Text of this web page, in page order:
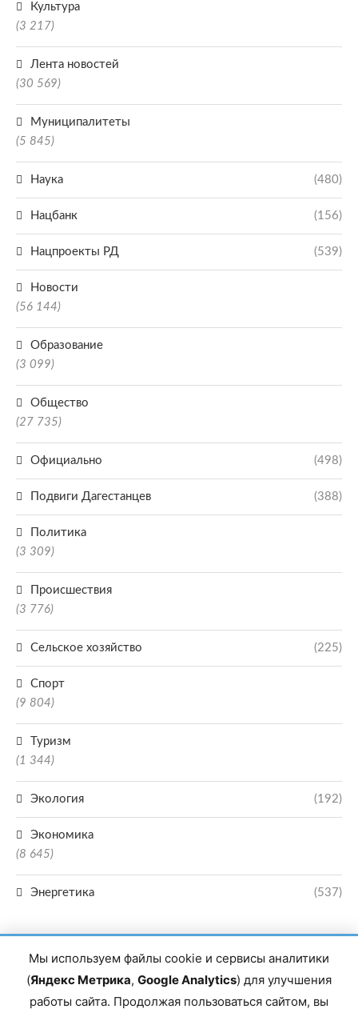
Культура
(3 217)
Лента новостей
(30 569)
Муниципалитеты
(5 845)
Наука (480)
Нацбанк (156)
Нацпроекты РД (539)
Новости
(56 144)
Образование
(3 099)
Общество
(27 735)
Официально (498)
Подвиги Дагестанцев (388)
Политика
(3 309)
Происшествия
(3 776)
Сельское хозяйство (225)
Спорт
(9 804)
Туризм
(1 344)
Экология (192)
Экономика
(8 645)
Энергетика (537)
Главный редактор сетевого издания Магомаев Тимур Нухович. Контакты
Мы используем файлы cookie и сервисы аналитики
(Яндекс Метрика, Google Analytics) для улучшения
работы сайта. Продолжая пользоваться сайтом, вы